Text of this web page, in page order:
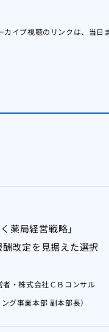
イブ視聴のリンクは、当日
薬局経営戦略」
改定を見据えた選択
者・株式会社ＣＢコンサル
グ事業本部 副本部長）